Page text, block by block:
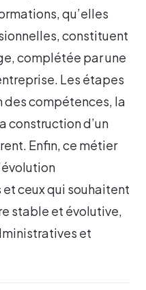
qu’elles
constituent
complétée par une
Les étapes
des compétences, la
construction d’un
Enfin, ce métier
ceux qui souhaitent
stable et évolutive,
et